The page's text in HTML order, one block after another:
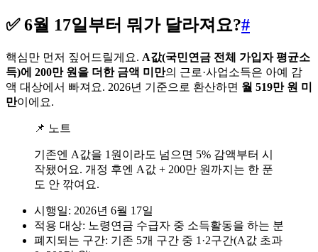
✅ 6월 17일부터 뭐가 달라져요?#
핵심만 먼저 짚어드릴게요. A값(국민연금 전체 가입자 평균소
득)에 200만 원을 더한 금액 미만의 근로·사업소득은 아예 감
액 대상에서 빠져요. 2026년 기준으로 환산하면 월 519만 원 미
만이에요.
📌 노트
기존엔 A값을 1원이라도 넘으면 5% 감액부터 시
작됐어요. 개정 후엔 A값 + 200만 원까지는 한 푼
도 안 깎여요.
시행일: 2026년 6월 17일
적용 대상: 노령연금 수급자 중 소득활동을 하는 분
폐지되는 구간: 기존 5개 구간 중 1·2구간(A값 초과